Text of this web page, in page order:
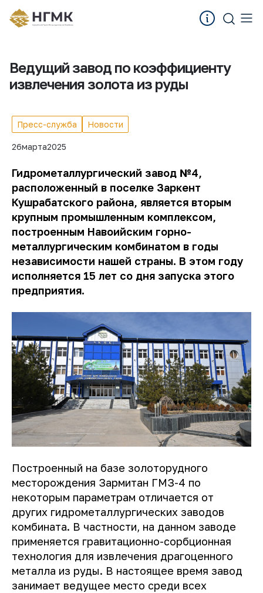
Ведущий завод по коэффициенту
извлечения золота из руды
Пресс-служба Новости
26марта2025
Гидрометаллургический завод №4,
расположенный в поселке Заркент
Кушрабатского района, является вторым
крупным промышленным комплексом,
построенным Навоийским горно-
металлургическим комбинатом в годы
независимости нашей страны. В этом году
исполняется 15 лет со дня запуска этого
предприятия.
Построенный на базе золоторудного
месторождения Зармитан ГМЗ-4 по
некоторым параметрам отличается от
других гидрометаллургических заводов
комбината. В частности, на данном заводе
применяется гравитационно-сорбционная
технология для извлечения драгоценного
металла из руды. В настоящее время завод
занимает ведущее место среди всех